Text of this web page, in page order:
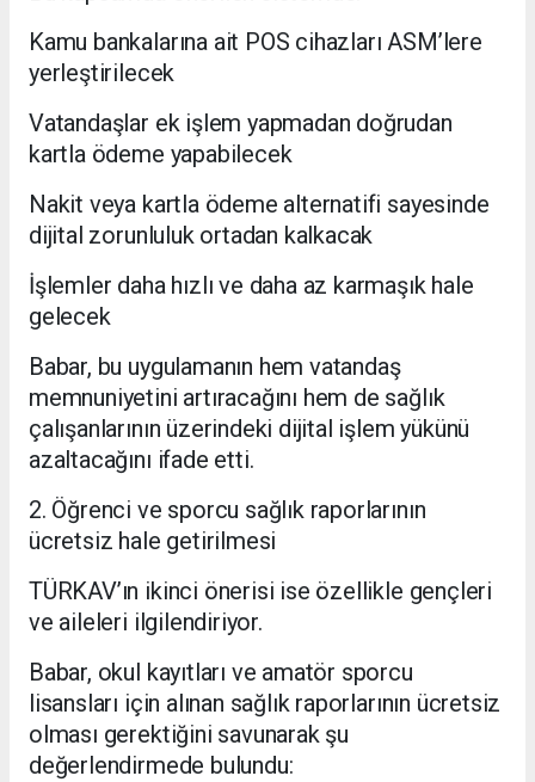
Kamu bankalarına ait POS cihazları ASM’lere
yerleştirilecek
Vatandaşlar ek işlem yapmadan doğrudan
kartla ödeme yapabilecek
Nakit veya kartla ödeme alternatifi sayesinde
dijital zorunluluk ortadan kalkacak
İşlemler daha hızlı ve daha az karmaşık hale
gelecek
Babar, bu uygulamanın hem vatandaş
memnuniyetini artıracağını hem de sağlık
çalışanlarının üzerindeki dijital işlem yükünü
azaltacağını ifade etti.
2. Öğrenci ve sporcu sağlık raporlarının
ücretsiz hale getirilmesi
TÜRKAV’ın ikinci önerisi ise özellikle gençleri
ve aileleri ilgilendiriyor.
Babar, okul kayıtları ve amatör sporcu
lisansları için alınan sağlık raporlarının ücretsiz
olması gerektiğini savunarak şu
değerlendirmede bulundu: